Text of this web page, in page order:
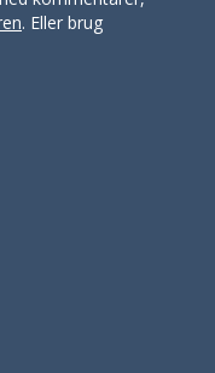
. Eller brug